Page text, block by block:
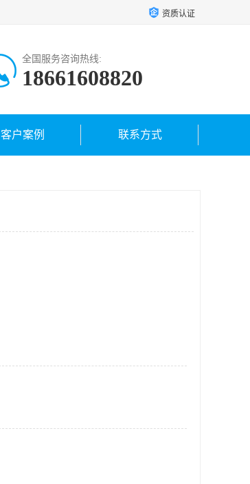
资质认证
全国服务咨询热线:
18661608820
客户案例 联系方式